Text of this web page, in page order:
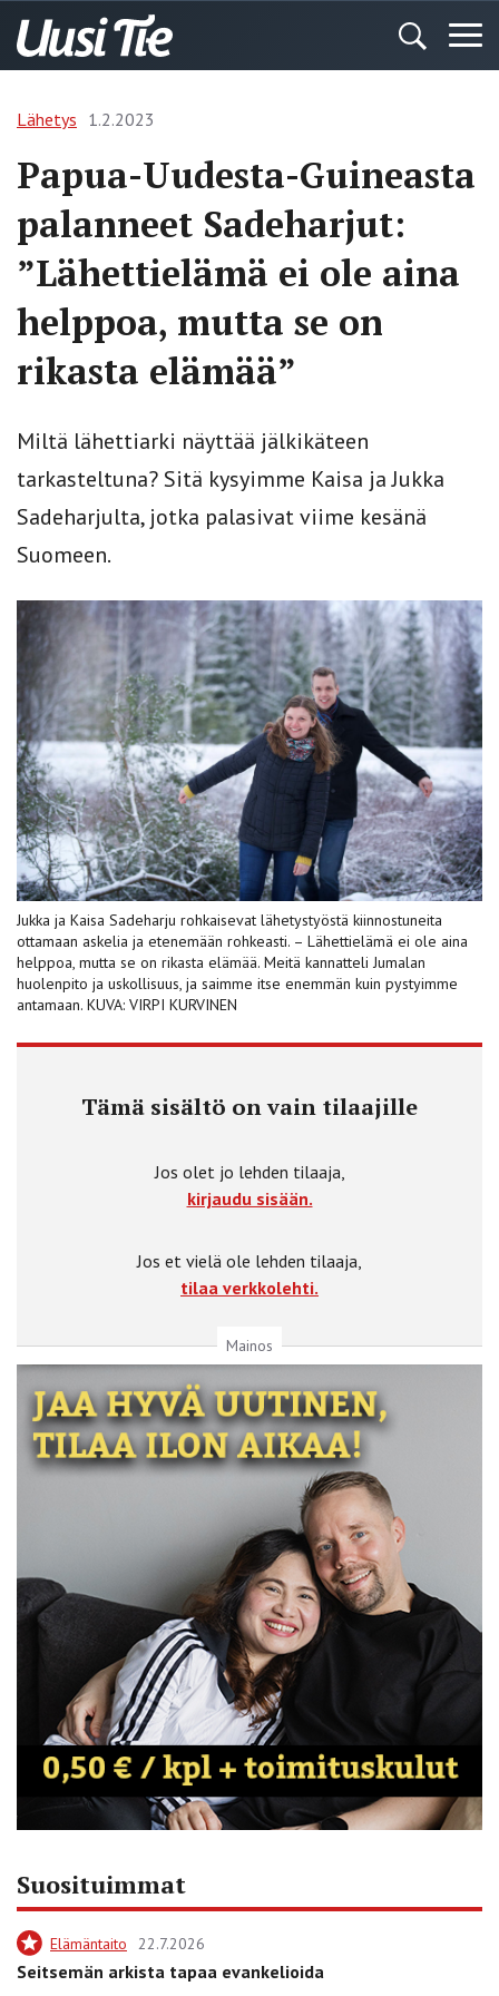
Lähetys 1.2.2023
Papua-Uudesta-Guineasta
palanneet Sadeharjut:
”Lähettielämä ei ole aina
helppoa, mutta se on
rikasta elämää”
Miltä lähettiarki näyttää jälkikäteen
tarkasteltuna? Sitä kysyimme Kaisa ja Jukka
Sadeharjulta, jotka palasivat viime kesänä
Suomeen.
Jukka ja Kaisa Sadeharju rohkaisevat lähetystyöstä kiinnostuneita
ottamaan askelia ja etenemään rohkeasti. – Lähettielämä ei ole aina
helppoa, mutta se on rikasta elämää. Meitä kannatteli Jumalan
huolenpito ja uskollisuus, ja saimme itse enemmän kuin pystyimme
antamaan. KUVA: VIRPI KURVINEN
Tämä sisältö on vain tilaajille
Jos olet jo lehden tilaaja,
kirjaudu sisään.
Jos et vielä ole lehden tilaaja,
tilaa verkkolehti.
Mainos
Suosituimmat
Elämäntaito 22.7.2026
Seitsemän arkista tapaa evankelioida